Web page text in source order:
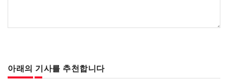
아래의 기사를 추천합니다